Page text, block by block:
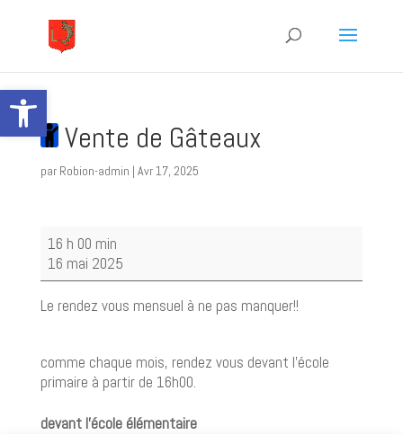
Ouvrir la barre d’outils
Vente de Gâteaux
par Robion-admin | Avr 17, 2025
Vente
de
Gâteaux
16 h 00 min
16 mai 2025
Le rendez vous mensuel à ne pas manquer!!
comme chaque mois, rendez vous devant l’école
primaire à partir de 16h00.
devant l'école élémentaire